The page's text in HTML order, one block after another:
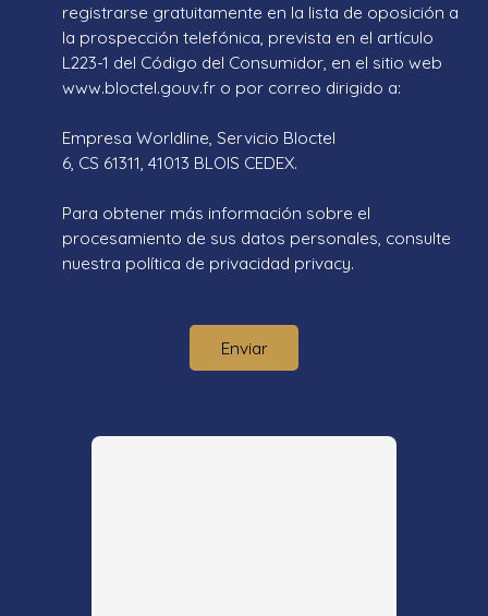
registrarse gratuitamente en la lista de oposición a
la prospección telefónica, prevista en el artículo
L223-1 del Código del Consumidor, en el sitio web
www.bloctel.gouv.fr o por correo dirigido a:
Empresa Worldline, Servicio Bloctel
6, CS 61311, 41013 BLOIS CEDEX.
Para obtener más información sobre el
procesamiento de sus datos personales, consulte
nuestra política de privacidad privacy.
Enviar